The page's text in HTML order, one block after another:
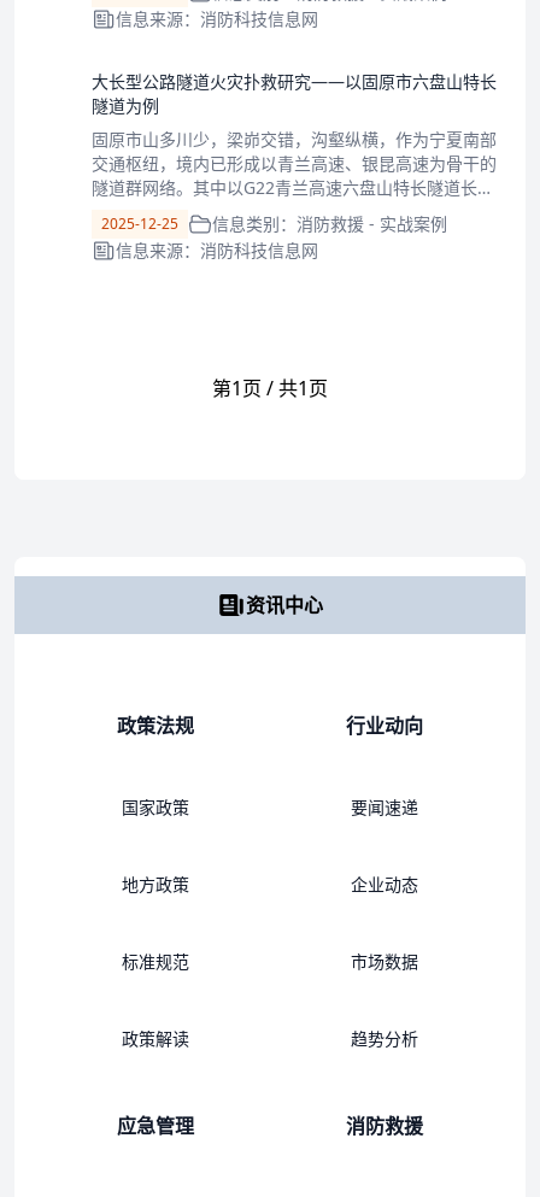
资讯中心
政策法规
国家政策
地方政策
标准规范
政策解读
行业动向
要闻速递
企业动态
市场数据
趋势分析
应急管理 消防救援
下搜寻的救援小组全员规范穿戴了干式水域救
信息来源：消防科技信息网
大长型公路隧道火灾扑救研究——以固原市六盘山特长
隧道为例
固原市山多川少，梁峁交错，沟壑纵横，作为宁夏南部
交通枢纽，境内已形成以青兰高速、银昆高速为骨干的
隧道群网络。其中以G22青兰高速六盘山特长隧道长度
为最，全长9485m，隧道洞身最大埋深700m，以
N36°E的走向穿越六盘山，东西连接泾源和隆德两县，
大部分坐落于隆德县境内，于201
2025-12-25
信息类别：消防救援 - 实战案例
信息来源：消防科技信息网
第1页 / 共1页